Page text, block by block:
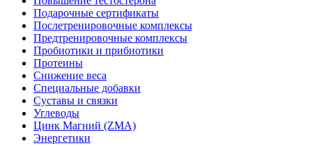
Подарочные сертификаты
Послетренировочные комплексы
Предтренировочные комплексы
Пробиотики и прибиотики
Протеины
Снижение веса
Специальные добавки
Суставы и связки
Углеводы
Цинк Магний (ZMA)
Энергетики